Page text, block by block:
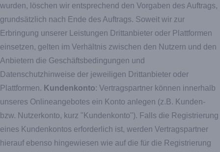
wurden, löschen wir entsprechend den Vorgaben des Auftrags,
grundsätzlich nach Ende des Auftrags. Soweit wir zur
Erbringung unserer Leistungen Drittanbieter oder Plattformen
einsetzen, gelten im Verhältnis zwischen den Nutzern und den
Anbietern die Geschäftsbedingungen und
Datenschutzhinweise der jeweiligen Drittanbieter oder
Plattformen. Kundenkonto: Vertragspartner können innerhalb
unseres Onlineangebotes ein Konto anlegen (z.B. Kunden-
bzw. Nutzerkonto, kurz "Kundenkonto"). Falls die Registrierung
eines Kundenkontos erforderlich ist, werden Vertragspartner
hierauf ebenso hingewiesen wie auf die für die Registrierung